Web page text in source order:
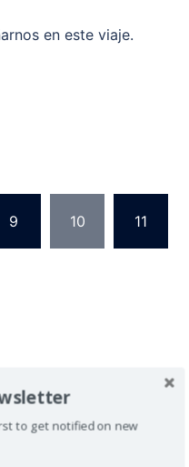
en este viaje.
9 10 11
to get notified on new